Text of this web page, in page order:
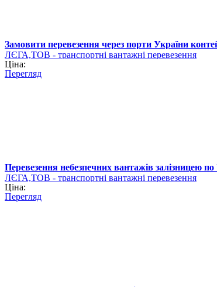
Замовити перевезення через порти України
ЛЄГА,ТОВ - транспортні вантажні перевезення
Ціна:
Перегляд
Перевезення небезпечних вантажів залізницею по
ЛЄГА,ТОВ - транспортні вантажні перевезення
Ціна:
Перегляд